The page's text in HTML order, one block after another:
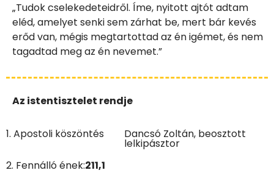
„Tudok cselekedeteidről. Íme, nyitott ajtót adtam
eléd, amelyet senki sem zárhat be, mert bár kevés
erőd van, mégis megtartottad az én igémet, és nem
tagadtad meg az én nevemet.”
Az istentisztelet rendje
1. Apostoli köszöntés Dancsó Zoltán, beosztott
lelkipásztor
2. Fennálló ének:211,1